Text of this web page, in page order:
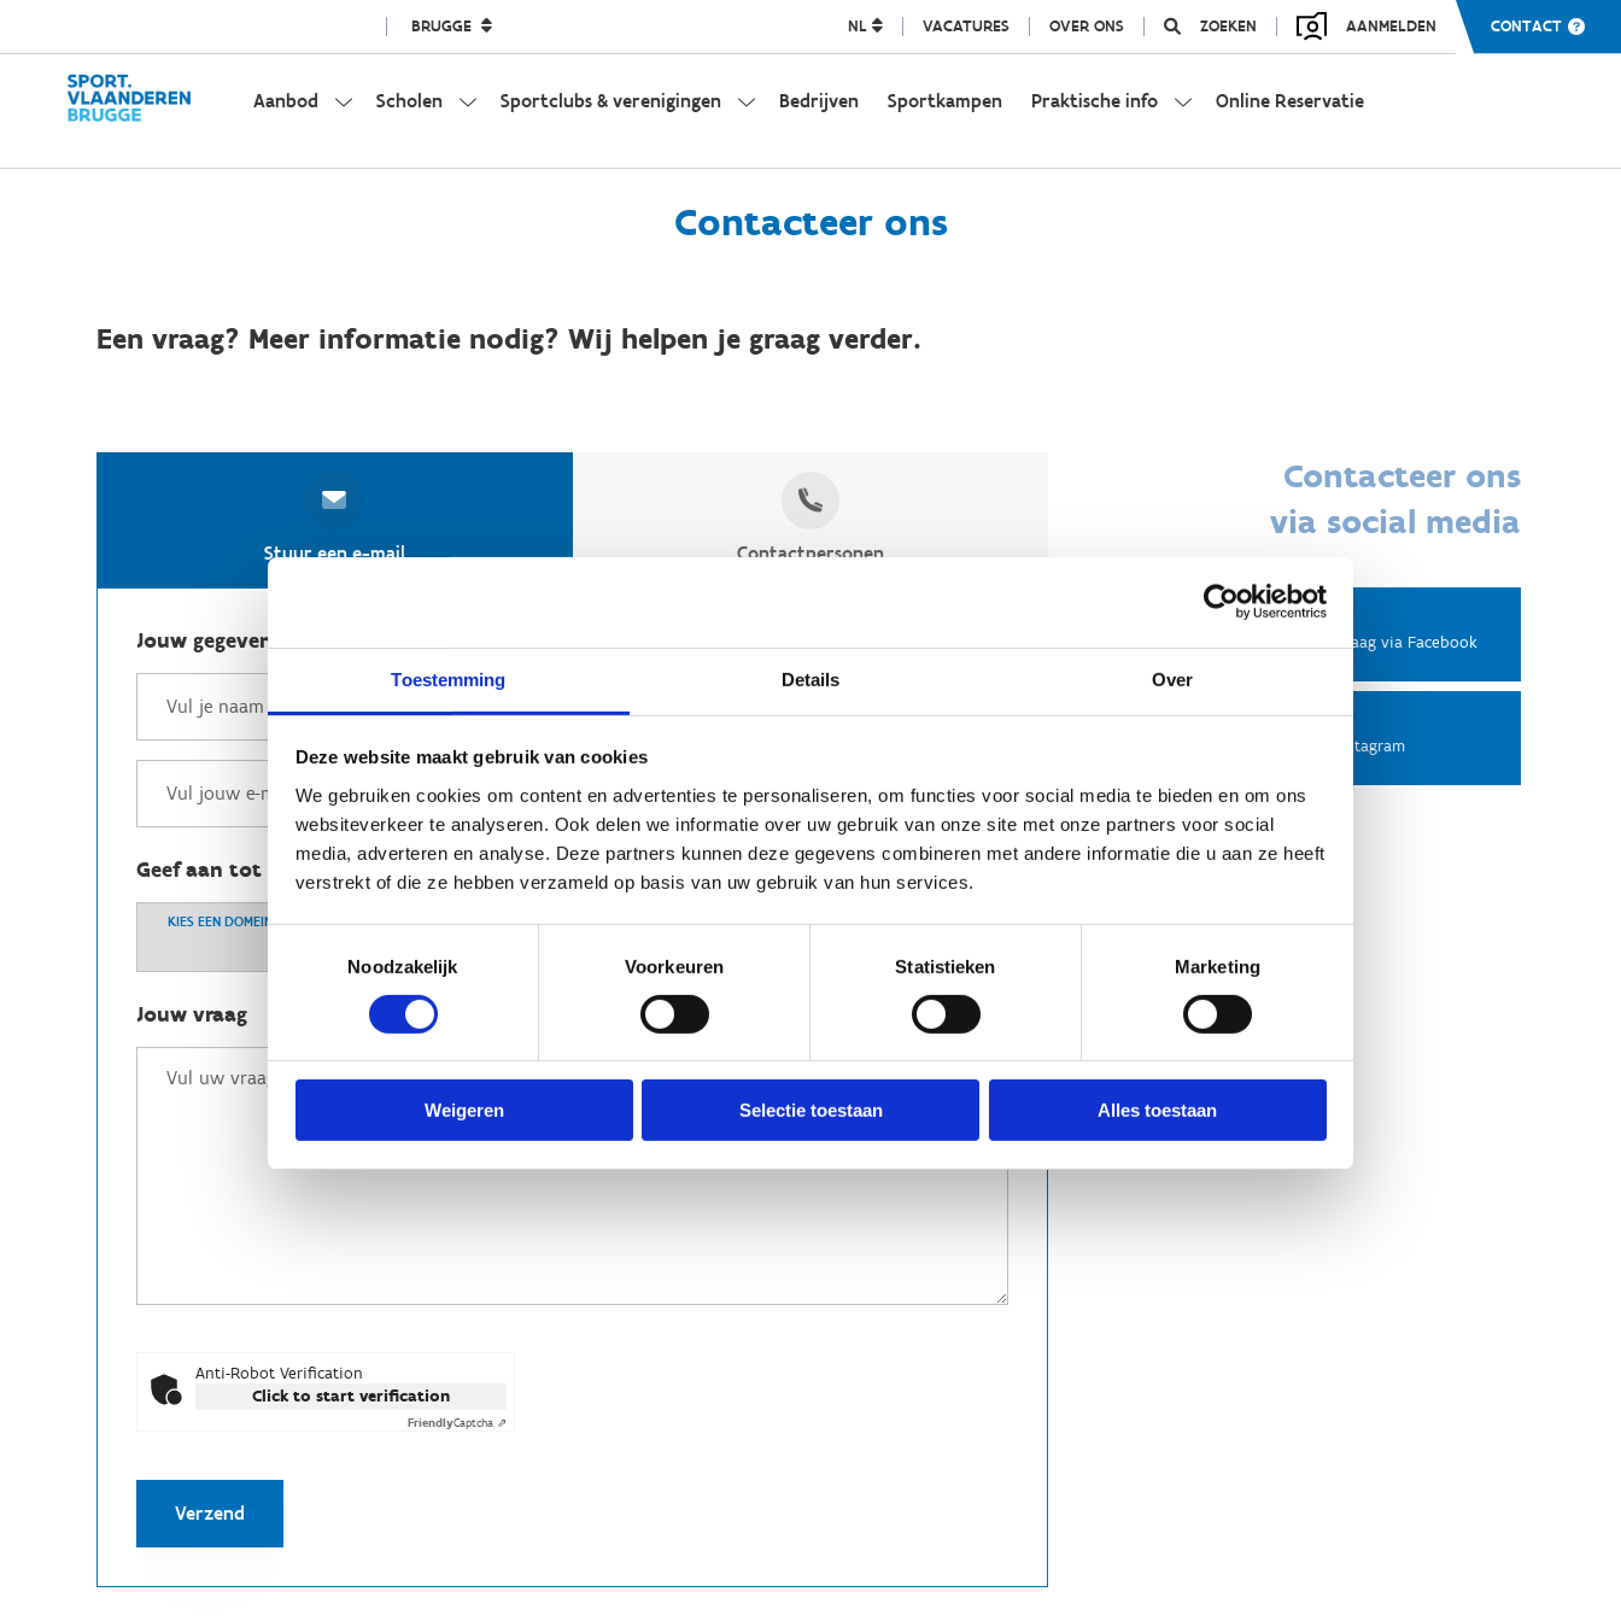
Toestemming Details Over
Deze website maakt gebruik van cookies
We gebruiken cookies om content en advertenties te personaliseren, om functies voor social media te bieden en om ons
websiteverkeer te analyseren. Ook delen we informatie over uw gebruik van onze site met onze partners voor social
media, adverteren en analyse. Deze partners kunnen deze gegevens combineren met andere informatie die u aan ze heeft
verstrekt of die ze hebben verzameld op basis van uw gebruik van hun services.
Noodzakelijk
Voorkeuren Statistieken Marketing
Weigeren Selectie toestaan Alles toestaan
BRUGGE NL VACATURES OVER ONS ZOEKEN AANMELDEN CONTACT
Aanbod Scholen Sportclubs & verenigingen Bedrijven Sportkampen Praktische info Online Reservatie
Contacteer ons
Een vraag? Meer informatie nodig? Wij helpen je graag verder.
Stuur een e-mail Contactpersonen
Jouw gegevens
Geef aan tot welk domein jouw vraag behoort
KIES EEN DOMEIN
Jouw vraag
Anti-Robot Verification
Click to start verification
FriendlyCaptcha ⇗
Verzend
Contacteer ons
via social media
Facebook
Stel ons een vraag via Facebook
Instagram
Volg ons op Instagram